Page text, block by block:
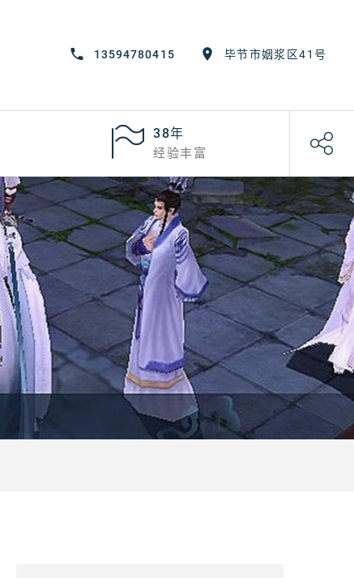
13594780415 毕节市姻浆区41号
38年
经验丰富